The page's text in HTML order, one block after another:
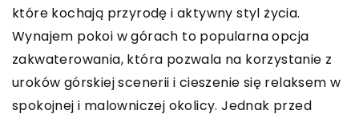
Odkryj, jak kolekcjonowanie antycznych książek
pozwala na podróż do minionych epok, łącząc
fascynację historią z pasją odkrywania. Poznaj
tajniki tego unikalnego hobby i zainspiruj się
opowieściami zapisanymi na starych kartkach.
które kochają przyrodę i aktywny styl życia.
Wynajem pokoi w górach to popularna opcja
zakwaterowania, która pozwala na korzystanie z
uroków górskiej scenerii i cieszenie się relaksem w
spokojnej i malowniczej okolicy. Jednak przed
które doskonale dopasują się do każdego
pomieszczenia w Twoim domu. Poradnik dla tych,
którzy chcą nadać swoim wnętrzom unikalny
charakter.